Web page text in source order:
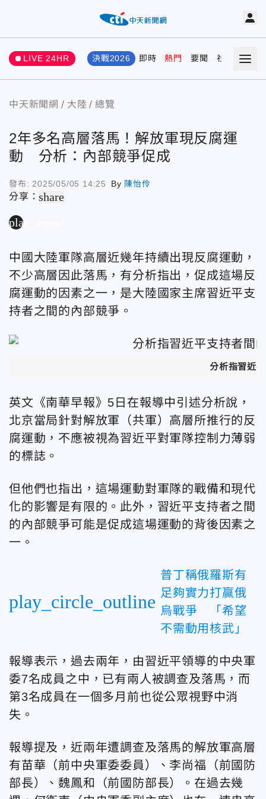
LIVE 24HR 決戰2026 即時 熱門 要聞 社會 娛樂
中天新聞網 大陸 總覽
2年多名高層落馬！解放軍現反腐運
動 分析：內部競爭促成
發布: 2025/05/05 14:25 By 陳怡伶
分享：share
play_arrow
中國大陸軍隊高層近幾年持續出現反腐運動，
不少高層因此落馬，有分析指出，促成這場反
腐運動的因素之一，是大陸國家主席習近平支
持者之間的內部競爭。
分析指習近
英文《南華早報》5日在報導中引述分析說，
北京當局針對解放軍（共軍）高層所推行的反
腐運動，不應被視為習近平對軍隊控制力薄弱
的標誌。
但他們也指出，這場運動對軍隊的戰備和現代
化的影響是有限的。此外，習近平支持者之間
的內部競爭可能是促成這場運動的背後因素之
一。
play_circle_outline
普丁稱俄羅斯有
足夠實力打贏俄
烏戰爭 「希望
不需動用核武」
報導表示，過去兩年，由習近平領導的中央軍
委7名成員之中，已有兩人被調查及落馬，而
第3名成員在一個多月前也從公眾視野中消
失。
報導提及，近兩年遭調查及落馬的解放軍高層
有苗華（前中央軍委委員）、李尚福（前國防
部長）、魏鳳和（前國防部長）。在過去幾